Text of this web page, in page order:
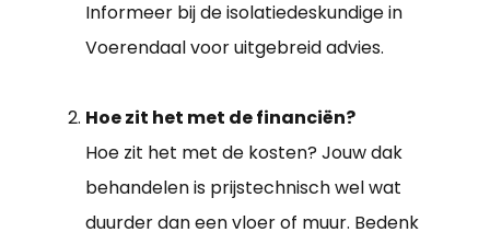
Informeer bij de isolatiedeskundige in
Voerendaal voor uitgebreid advies.
Hoe zit het met de financiën?
Hoe zit het met de kosten? Jouw dak
behandelen is prijstechnisch wel wat
duurder dan een vloer of muur. Bedenk